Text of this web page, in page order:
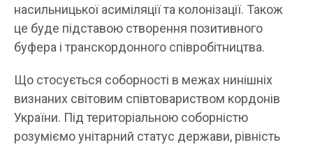
насильницької асиміляції та колонізації. Також
це буде підставою створення позитивного
буфера і транскордонного співробітництва.
Що стосується соборності в межах нинішніх
визнаних світовим співтовариством кордонів
України. Під територіальною соборністю
розуміємо унітарний статус держави, рівність